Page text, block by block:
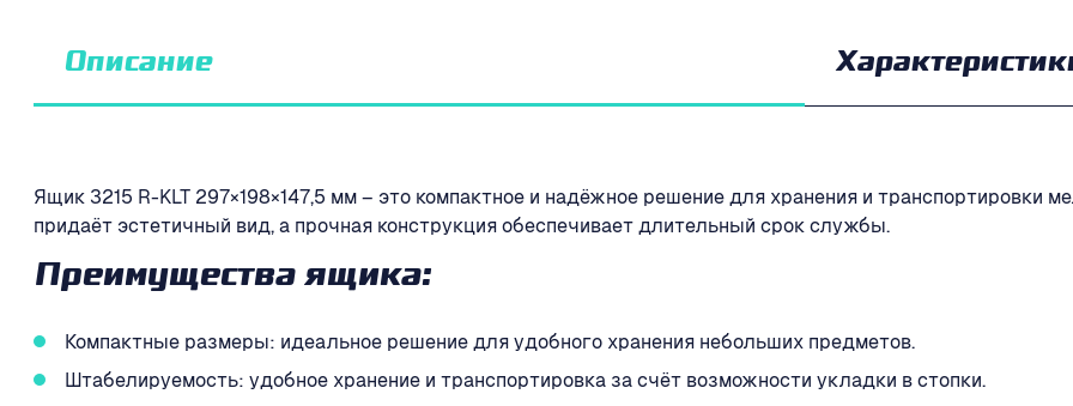
Описание
Ящик 3215 R-KLT 297×198×147,5 мм – это компактное и надёжное решение для хранения и транспортировки
придаёт эстетичный вид, а прочная конструкция обеспечивает длительный срок службы.
Преимущества ящика:
Компактные размеры: идеальное решение для удобного хранения небольших предметов.
Штабелируемость: удобное хранение и транспортировка за счёт возможности укладки в стопки.